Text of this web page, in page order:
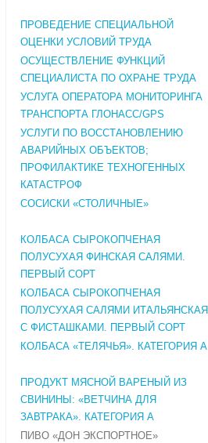
ПРОВЕДЕНИЕ СПЕЦИАЛЬНОЙ
ОЦЕНКИ УСЛОВИЙ ТРУДА
ОСУЩЕСТВЛЕНИЕ ФУНКЦИЙ
СПЕЦИАЛИСТА ПО ОХРАНЕ ТРУДА
УСЛУГА ОПЕРАТОРА МОНИТОРИНГА
ТРАНСПОРТА ГЛОНАСС/GPS
УСЛУГИ ПО ВОССТАНОВЛЕНИЮ
АВАРИЙНЫХ ОБЪЕКТОВ;
ПРОФИЛАКТИКЕ ТЕХНОГЕННЫХ
КАТАСТРОФ
СОСИСКИ «СТОЛИЧНЫЕ»
КОЛБАСА СЫРОКОПЧЕНАЯ
ПОЛУСУХАЯ ФИНСКАЯ САЛЯМИ.
ПЕРВЫЙ СОРТ
КОЛБАСА СЫРОКОПЧЕНАЯ
ПОЛУСУХАЯ САЛЯМИ ИТАЛЬЯНСКАЯ
С ФИСТАШКАМИ. ПЕРВЫЙ СОРТ
КОЛБАСА «ТЕЛЯЧЬЯ». КАТЕГОРИЯ А
ПРОДУКТ МЯСНОЙ ВАРЕНЫЙ ИЗ
СВИНИНЫ: «ВЕТЧИНА ДЛЯ
ЗАВТРАКА». КАТЕГОРИЯ А
ПИВО «ДОН ЭКСПОРТНОЕ»